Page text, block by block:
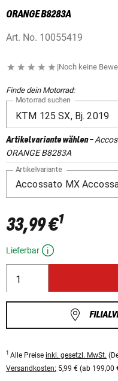
ORANGE B8283A
Art. No. 10055419
|Noch keine
Finde dein Motorrad:
Motorrad suchen
Artikelvariante wählen-
ORANGE B8283A
Artikelvariante
33,99 €1
Lieferbar
1 Alle Preise inkl. gesetzl. MwSt.
Versandkosten: 5,99 € (ab 199,00